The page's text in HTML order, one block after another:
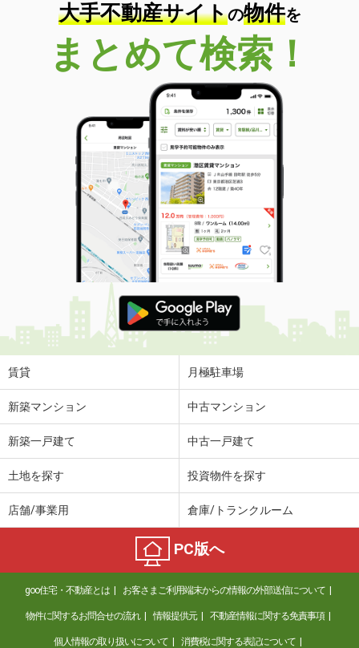
大手不動産サイトの物件を
まとめて検索！
賃貸 月極駐車場
新築マンション 中古マンション
新築一戸建て 中古一戸建て
土地を探す 投資物件を探す
店舗/事業用 倉庫/トランクルーム
PC版へ
goo住宅・不動産とは お客さまご利用端末からの情報の外部送信について
物件に関するお問合せの流れ 情報提供元 不動産情報に関する免責事項
個人情報の取り扱いについて 消費税に関する表記について